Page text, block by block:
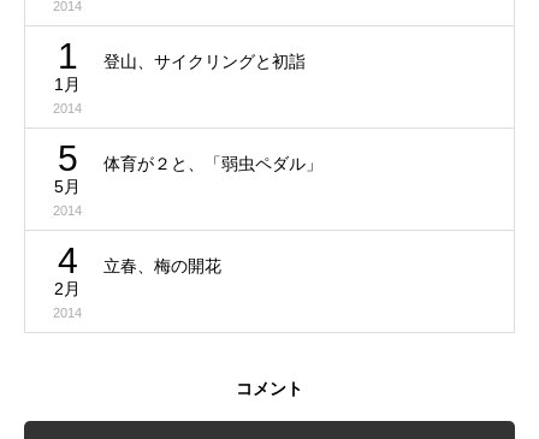
2014
1
1月
2014
登山、サイクリングと初詣
5
5月
2014
体育が２と、「弱虫ペダル」
4
2月
2014
立春、梅の開花
コメント